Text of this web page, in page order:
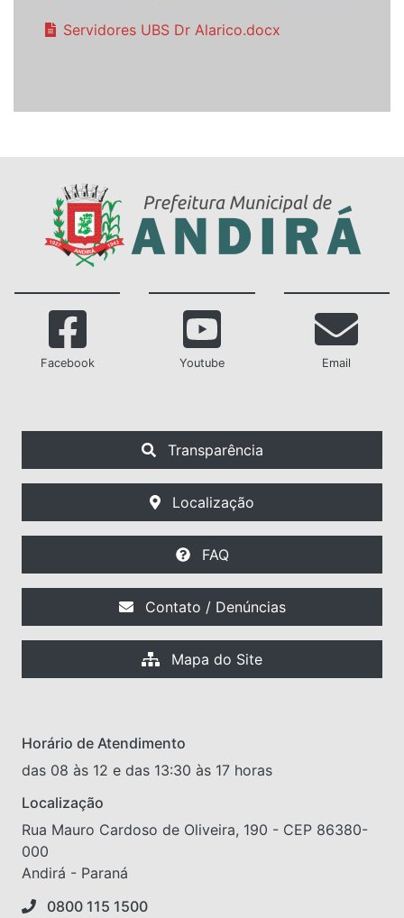
Servidores UBS Dr Alarico.docx
Facebook Youtube Email
Transparência
Localização
FAQ
Contato / Denúncias
Mapa do Site
Horário de Atendimento
das 08 às 12 e das 13:30 às 17 horas
Localização
Rua Mauro Cardoso de Oliveira, 190 - CEP 86380-
000
Andirá - Paraná
0800 115 1500